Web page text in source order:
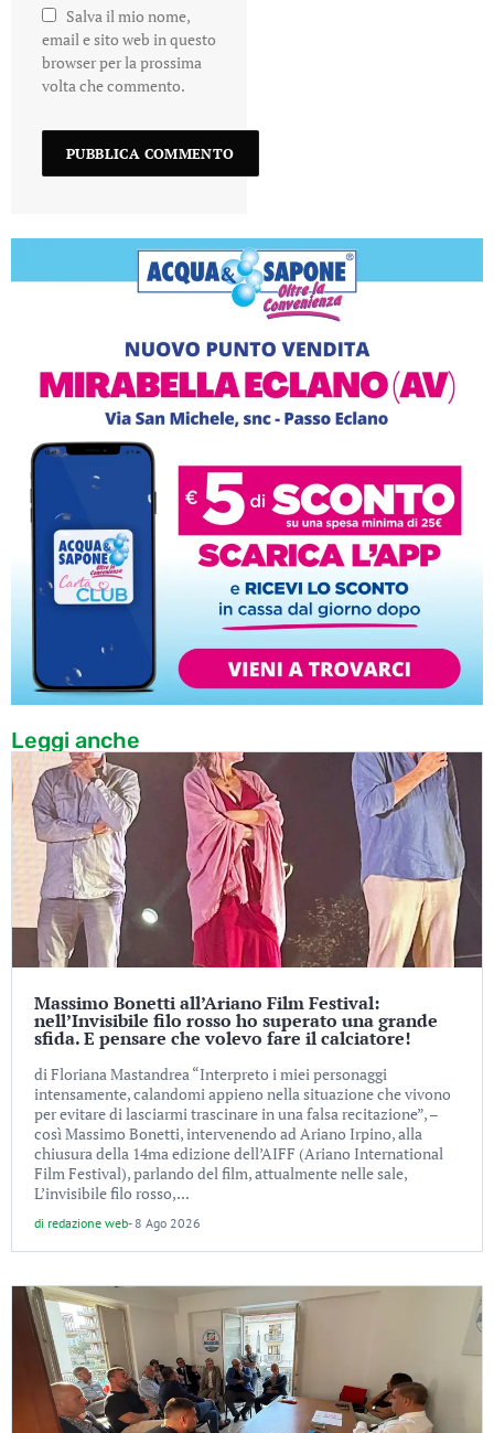
Salva il mio nome,
email e sito web in questo
browser per la prossima
volta che commento.
Leggi anche
Massimo Bonetti all’Ariano Film Festival:
nell’Invisibile filo rosso ho superato una grande
sfida. E pensare che volevo fare il calciatore!
di Floriana Mastandrea “Interpreto i miei personaggi
intensamente, calandomi appieno nella situazione che vivono
per evitare di lasciarmi trascinare in una falsa recitazione”, –
così Massimo Bonetti, intervenendo ad Ariano Irpino, alla
chiusura della 14ma edizione dell’AIFF (Ariano International
Film Festival), parlando del film, attualmente nelle sale,
L’invisibile filo rosso,...
di redazione web- 8 Ago 2026